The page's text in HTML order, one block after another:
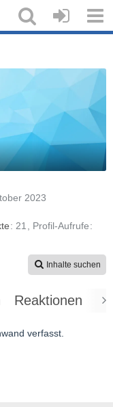
2023
21
Profil-Aufrufe
Inhalte suchen
Reaktionen
verfasst.